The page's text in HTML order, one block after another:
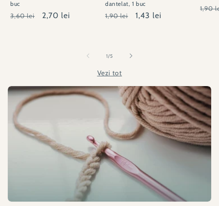
buc
Preț
3,60 lei
Preț
2,70 lei
dantelat, 1 buc
Preț
1,90 lei
Preț
1,43 lei
Preț
1,90
1/din
5
Vezi tot